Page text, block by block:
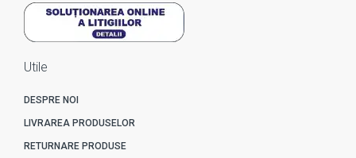
Utile
DESPRE NOI
LIVRAREA PRODUSELOR
RETURNARE PRODUSE